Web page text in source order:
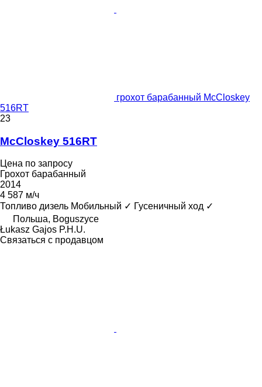
грохот барабанный McCloskey
516RT
23
McCloskey 516RT
Цена по запросу
Грохот барабанный
2014
4 587 м/ч
Топливо дизель Мобильный ✓ Гусеничный ход ✓
Польша, Boguszyce
Łukasz Gajos P.H.U.
Связаться с продавцом